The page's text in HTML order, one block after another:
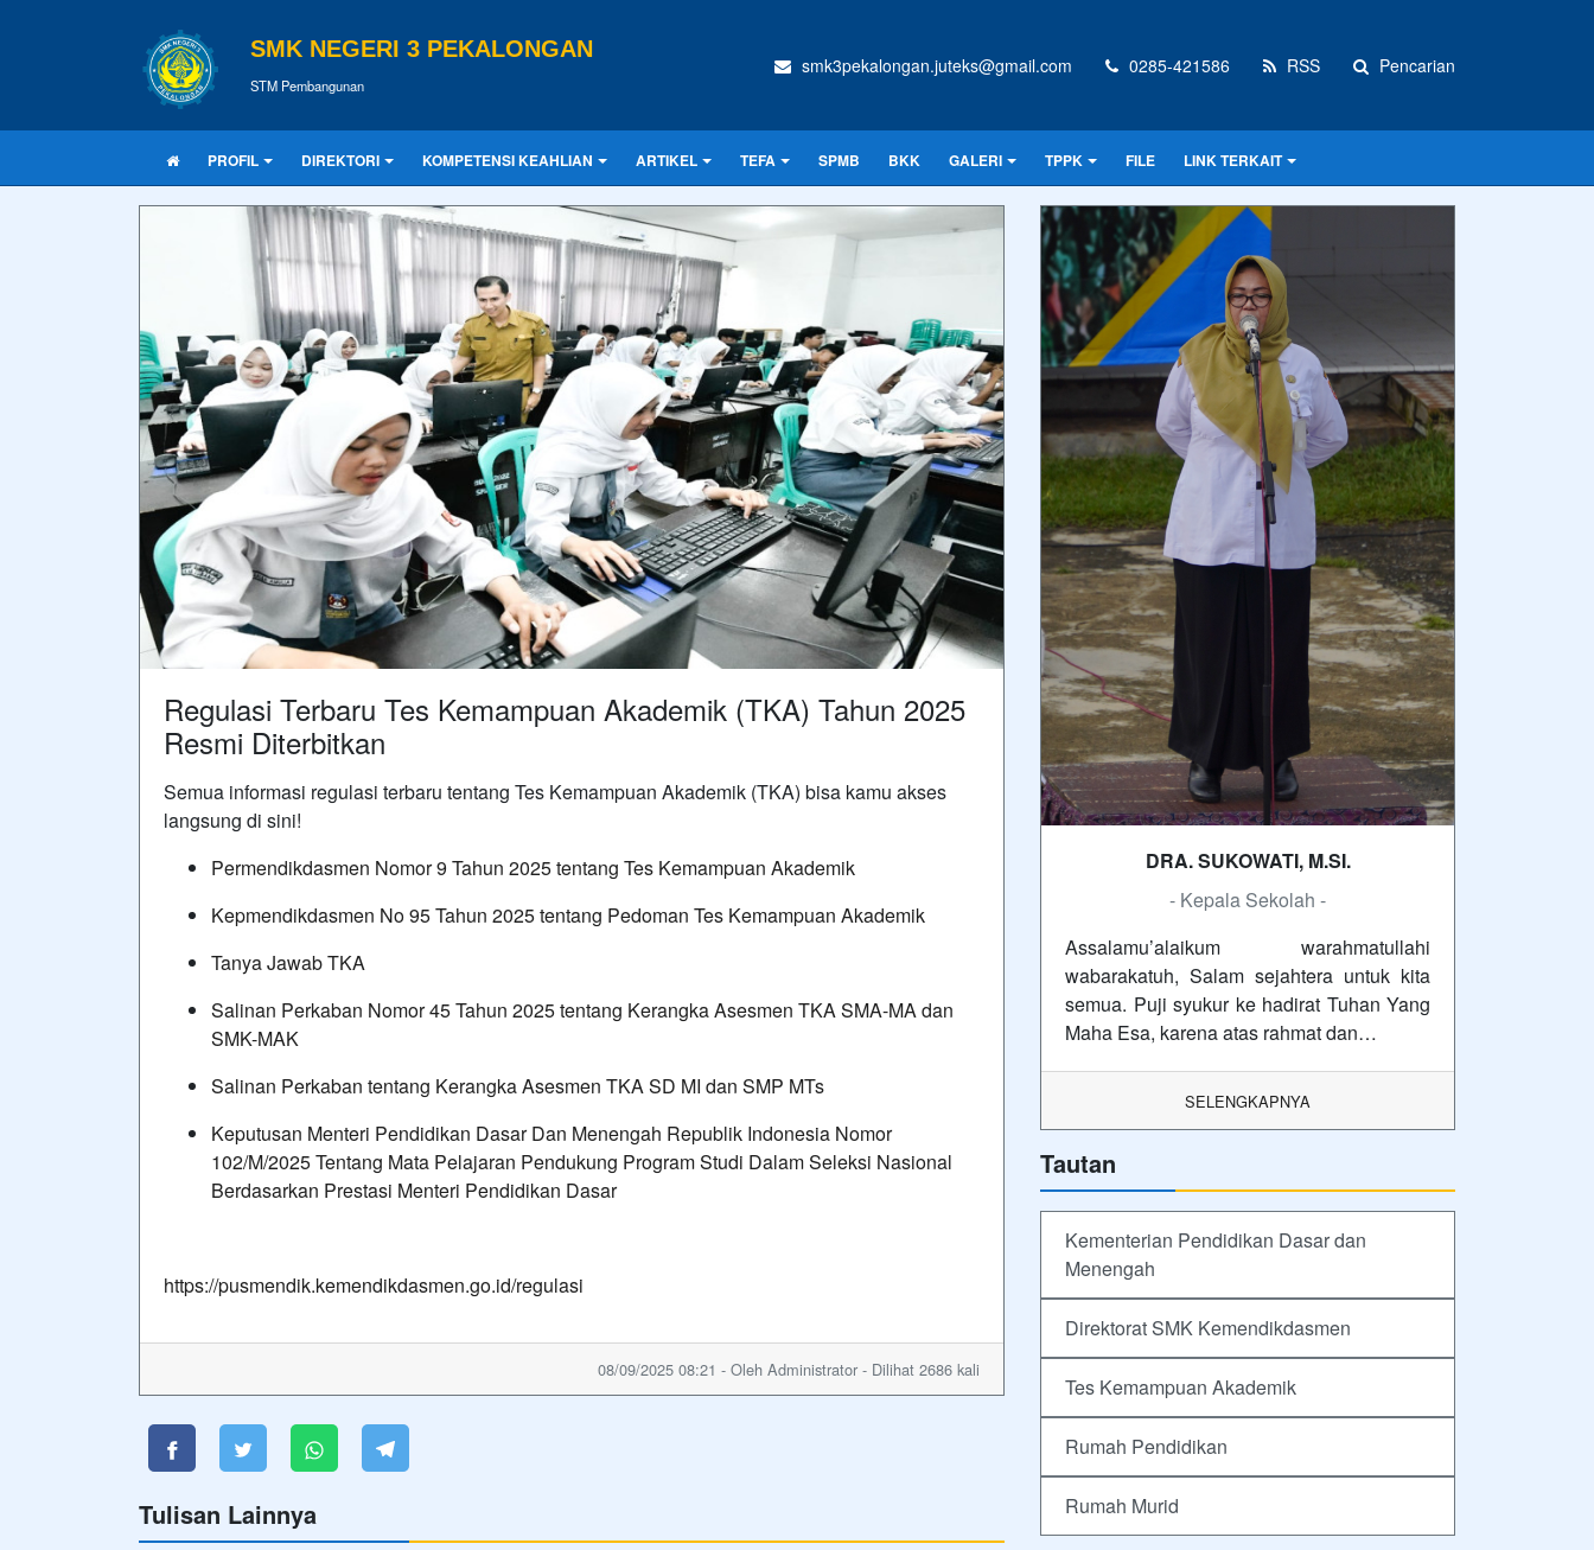
SMK NEGERI 3 PEKALONGAN
STM Pembangunan
smk3pekalongan.juteks@gmail.com 0285-421586 RSS Pencarian
PROFIL DIREKTORI KOMPETENSI KEAHLIAN ARTIKEL TEFA SPMB BKK GALERI TPPK FILE LINK TERKAIT
Regulasi Terbaru Tes Kemampuan Akademik (TKA) Tahun 2025
Resmi Diterbitkan
Semua informasi regulasi terbaru tentang Tes Kemampuan Akademik (TKA) bisa kamu akses
langsung di sini!
⁠Permendikdasmen Nomor 9 Tahun 2025 tentang Tes Kemampuan Akademik
Kepmendikdasmen No 95 Tahun 2025 tentang Pedoman Tes Kemampuan Akademik
Tanya Jawab TKA
Salinan Perkaban Nomor 45 Tahun 2025 tentang Kerangka Asesmen TKA SMA-MA dan
SMK-MAK
⁠Salinan Perkaban tentang Kerangka Asesmen TKA SD MI dan SMP MTs
Keputusan Menteri Pendidikan Dasar Dan Menengah Republik Indonesia Nomor
102/M/2025 Tentang Mata Pelajaran Pendukung Program Studi Dalam Seleksi Nasional
Berdasarkan Prestasi Menteri Pendidikan Dasar
https://pusmendik.kemendikdasmen.go.id/regulasi
08/09/2025 08:21 - Oleh Administrator - Dilihat 2686 kali
Tulisan Lainnya
DRA. SUKOWATI, M.SI.
- Kepala Sekolah -
Assalamu’alaikum warahmatullahi
wabarakatuh, Salam sejahtera untuk kita
semua. Puji syukur ke hadirat Tuhan Yang
Maha Esa, karena atas rahmat dan…
SELENGKAPNYA
Tautan
Kementerian Pendidikan Dasar dan
Menengah
Direktorat SMK Kemendikdasmen
Tes Kemampuan Akademik
Rumah Pendidikan
Rumah Murid